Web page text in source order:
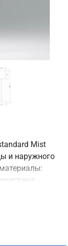
Mist
и наружного
3 Вт,
с